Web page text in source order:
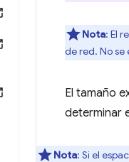
Nota: El
de red. No se
El tamaño
determinar
Nota: Si el